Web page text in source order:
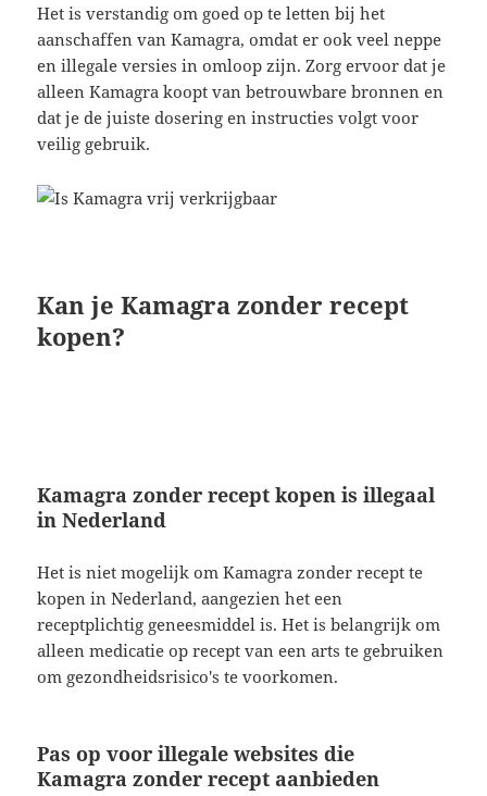
Het is verstandig om goed op te letten bij het
aanschaffen van Kamagra, omdat er ook veel neppe
en illegale versies in omloop zijn. Zorg ervoor dat je
alleen Kamagra koopt van betrouwbare bronnen en
dat je de juiste dosering en instructies volgt voor
veilig gebruik.
Kan je Kamagra zonder recept
kopen?
Kamagra zonder recept kopen is illegaal
in Nederland
Het is niet mogelijk om Kamagra zonder recept te
kopen in Nederland, aangezien het een
receptplichtig geneesmiddel is. Het is belangrijk om
alleen medicatie op recept van een arts te gebruiken
om gezondheidsrisico's te voorkomen.
Pas op voor illegale websites die
Kamagra zonder recept aanbieden